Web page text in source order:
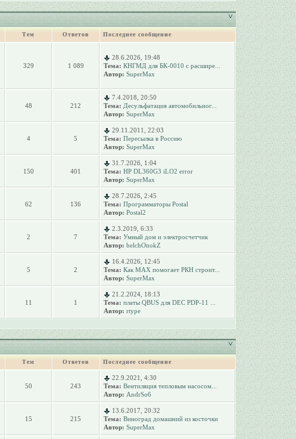
Тем Ответов Последнее сообщение
329 1 089
28.6.2026, 19:48
Тема: КНГМД для БК-0010 с расшире...
Автор: SuperMax
48 212
7.4.2018, 20:50
Тема: Десульфатация автомобильног...
Автор: SuperMax
4 5
29.11.2011, 22:03
Тема: Пересылка в Россию
Автор: SuperMax
150 401
31.7.2026, 1:04
Тема: HP DL360G3 iLO2 error
Автор: SuperMax
62 136
28.7.2026, 2:45
Тема: Программаторы Postal
Автор: Postal2
2 7
2.3.2019, 6:33
Тема: Умный дом и электросчетчик
Автор: belchOnokZ
5 2
16.4.2026, 12:45
Тема: Как MAX помогает РКН строит...
Автор: SuperMax
11 1
21.2.2024, 18:13
Тема: платы QBUS для DEC PDP-11 ...
Автор: rtype
Тем Ответов Последнее сообщение
50 243
22.9.2021, 4:30
Тема: Вентиляция тепловым насосом...
Автор: AndrSo6
15 215
13.6.2017, 20:32
Тема: Виноград домашний из косточки
Автор: SuperMax